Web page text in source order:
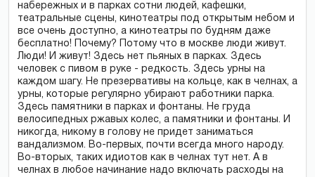
набережных и в парках сотни людей, кафешки,
театральные сцены, кинотеатры под открытым небом и
все очень доступно, а кинотеатры по будням даже
бесплатно! Почему? Потому что в москве люди живут.
Люди! И живут! Здесь нет пьяных в парках. Здесь
человек с пивом в руке - редкость. Здесь урны на
каждом шагу. Не презервативы на кольце, как в челнах, а
урны, которые регулярно убирают работники парка.
Здесь памятники в парках и фонтаны. Не груда
велосипедных ржавых колес, а памятники и фонтаны. И
никогда, никому в голову не придет заниматься
вандализмом. Во-первых, почти всегда много народу.
Во-вторых, таких идиотов как в челнах тут нет. А в
челнах в любое начинание надо включать расходы на